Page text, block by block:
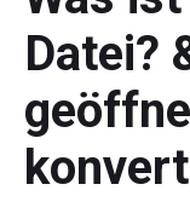
Was ist neu
Übersicht
Ressourcen
Tricks für
Video-Tools
Bildschirm-
Video-
Datei?